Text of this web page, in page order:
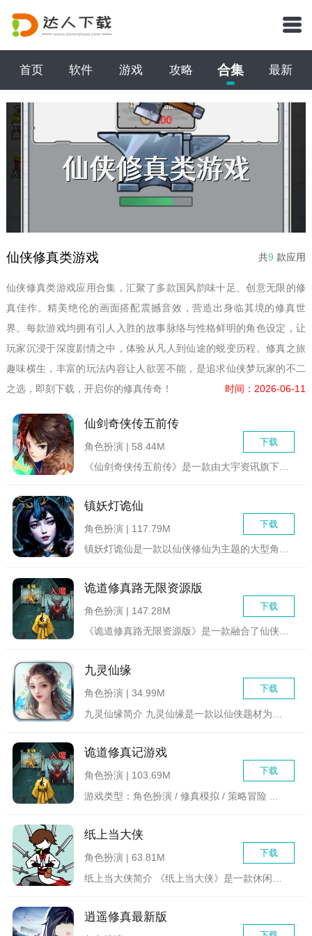
首页 软件 游戏 攻略 合集 最新
仙侠修真类游戏 共9 款应用
仙侠修真类游戏应用合集，汇聚了多款国风韵味十足、创意无限的修
真佳作。精美绝伦的画面搭配震撼音效，营造出身临其境的修真世
界。每款游戏均拥有引人入胜的故事脉络与性格鲜明的角色设定，让
玩家沉浸于深度剧情之中，体验从凡人到仙途的蜕变历程。修真之旅
趣味横生，丰富的玩法内容让人欲罢不能，是追求仙侠梦玩家的不二
之选，即刻下载，开启你的修真传奇！
时间：2026-06-11
仙剑奇侠传五前传
下载
角色扮演 | 58.44M
《仙剑奇侠传五前传》是一款由大宇资讯旗下的软星科技（北京）有...
镇妖灯诡仙
下载
角色扮演 | 117.79M
镇妖灯诡仙是一款以仙侠修仙为主题的大型角色扮演冒险闯关游戏。...
诡道修真路无限资源版
下载
角色扮演 | 147.28M
《诡道修真路无限资源版》是一款融合了仙侠与策略元素的角色扮演...
九灵仙缘
下载
角色扮演 | 34.99M
诡道修真记游戏
下载
角色扮演 | 103.69M
游戏类型：角色扮演 / 修真模拟 / 策略冒险 ...
纸上当大侠
下载
角色扮演 | 63.81M
逍遥修真最新版